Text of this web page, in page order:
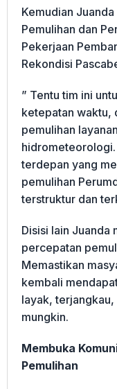
Kemudian
Pemulihan dan
Pekerjaan
Rekondisi
” Tentu tim ini
ketepatan waktu,
pemulihan
terdepan yang
pemulihan
terstruktur dan
Disisi lain Juanda
percepatan
Memastikan
kembali
layak,
mungkin.
Membuka
Pemulihan